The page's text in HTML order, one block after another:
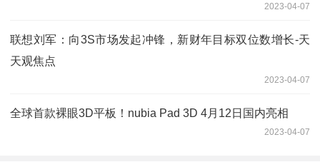
2023-04-07
联想刘军：向3S市场发起冲锋，新财年目标双位数增长-天
天观焦点
2023-04-07
全球首款裸眼3D平板！nubia Pad 3D 4月12日国内亮相
2023-04-07